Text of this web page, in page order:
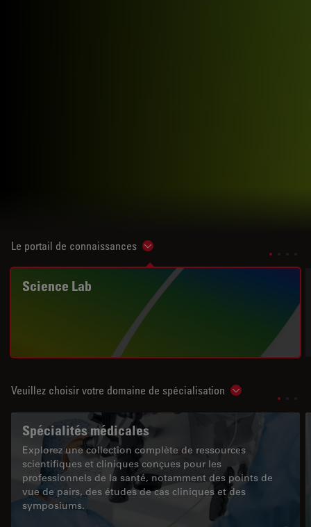
Le portail de connaissances Show subnavigation
Science Lab
Veuillez choisir votre domaine de spécialisation Show
Spécialités médicales
Explorez une collection complète de ressources
scientifiques et cliniques conçues pour les
professionnels de la santé, notamment des points de
vue de pairs, des études de cas cliniques et des
symposiums.